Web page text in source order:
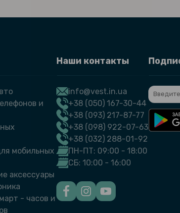
и
мобильных
аксессуары
- часов и
Наши контакты
info@vest.in.ua
+38 (050) 167-30-44
+38 (093) 217-87-77
+38 (098) 922-07-63
+38 (032) 288-01-92
ПН-ПТ: 09:00 - 18:00
СБ: 10:00 - 16:00